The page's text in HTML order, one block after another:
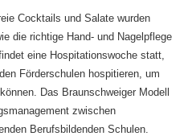
Cocktails und Salate wurden
die richtige Hand- und Nagelpflege
eine Hospitationswoche statt,
Förderschulen hospitieren, um
Das Braunschweiger Modell
zwischen
Berufsbildenden Schulen.